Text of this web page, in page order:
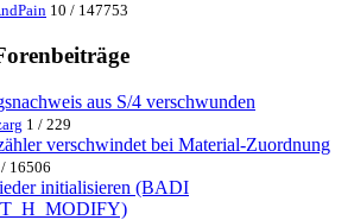
10 / 147753
aus S/4 verschwunden
1 / 229
verschwindet bei Material-Zuordnung
16506
initialisieren (BADI